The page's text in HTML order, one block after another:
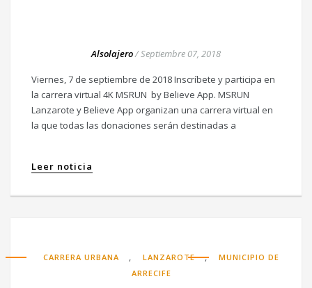
Alsolajero/Septiembre 07, 2018
Viernes, 7 de septiembre de 2018 Inscríbete y participa en
la carrera virtual 4K MSRUN by Believe App. MSRUN
Lanzarote y Believe App organizan una carrera virtual en
la que todas las donaciones serán destinadas a
Leer noticia
CARRERA URBANA , LANZAROTE ,
MUNICIPIO DE
ARRECIFE